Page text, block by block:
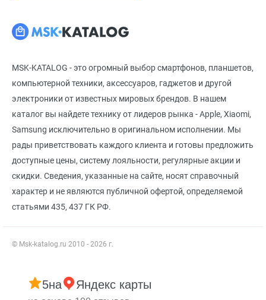
MSK-KATALOG - это огромный выбор смартфонов, планшетов,
компьютерной техники, аксессуаров, гаджетов и другой
электроники от известных мировых брендов. В нашем
каталог вы найдете технику от лидеров рынка - Apple, Xiaomi,
Samsung исключительно в оригинальном исполнении. Мы
рады приветствовать каждого клиента и готовы предложить
доступные цены, систему лояльности, регулярные акции и
скидки. Сведения, указанные на сайте, носят справочный
характер и не являются публичной офертой, определяемой
статьями 435, 437 ГК РФ.
© Msk-katalog.ru 2010 - 2026 г.
5на Яндекс карты